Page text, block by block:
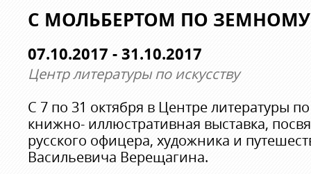
С МОЛЬБЕРТОМ ПО
07.10.2017 - 31.10.2017
Центр литературы по искусству
С 7 по 31 октября в Центре литературы по
книжно- иллюстративная выставка,
русского офицера, художника и
Васильевича Верещагина.